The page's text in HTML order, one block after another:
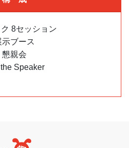
8セッション
示ブース
懇親会
Speaker